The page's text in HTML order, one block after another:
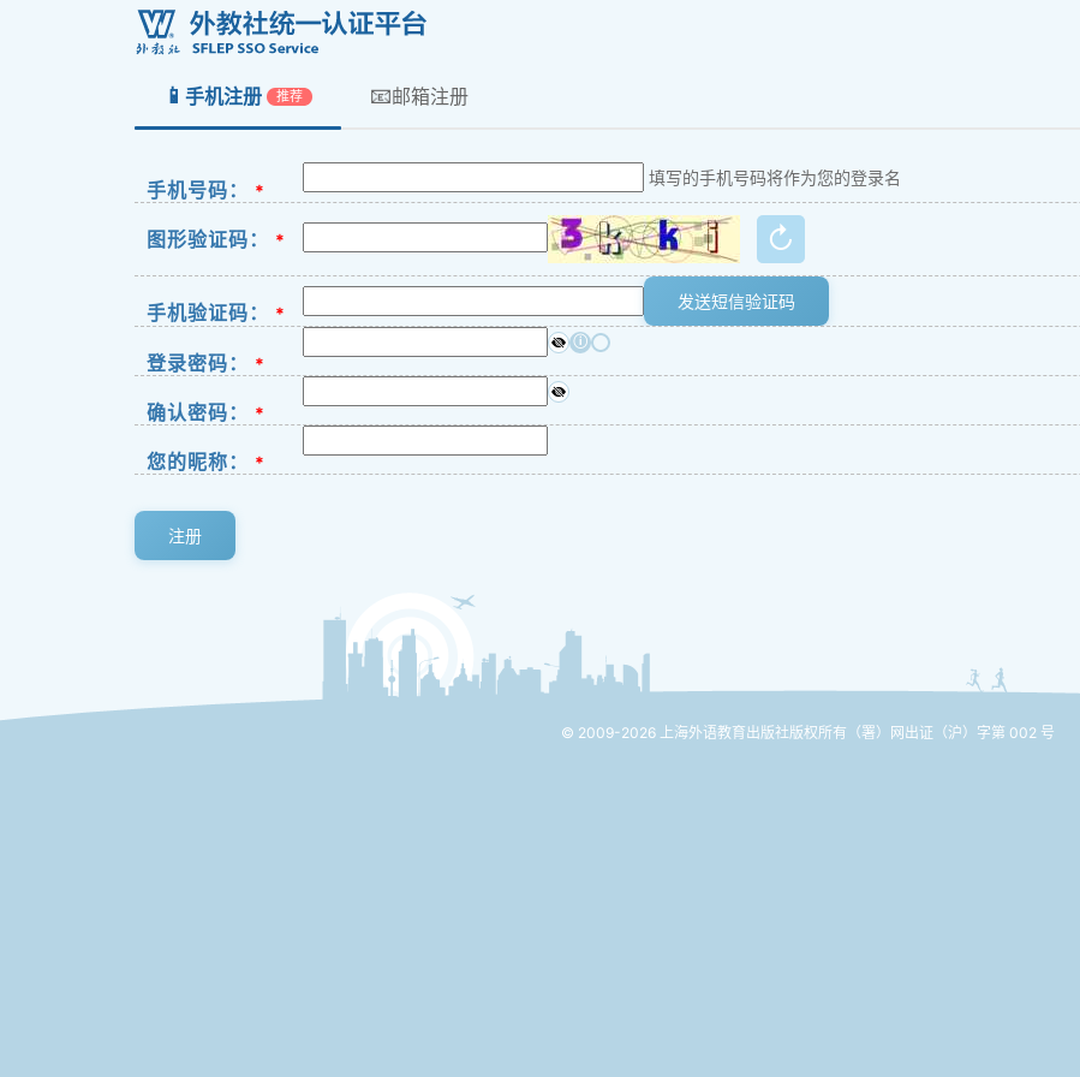
📱 手机注册 推荐 📧邮箱注册
手机号码： *
填写的手机号码将作为您的登录名
图形验证码： * ↻
手机验证码： *
发送短信验证码
登录密码： *
ⓘ
确认密码： *
您的昵称： *
注册
© 2009-2026 上海外语教育出版社版权所有 （署）网出证（沪）字第 002 号